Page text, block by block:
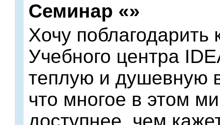
Семинар «»
Хочу поблагодарить
Учебного центра
теплую и душевную
что многое в этом